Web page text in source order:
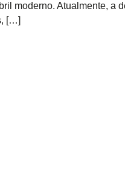
moderno. Atualmente, a
[…]